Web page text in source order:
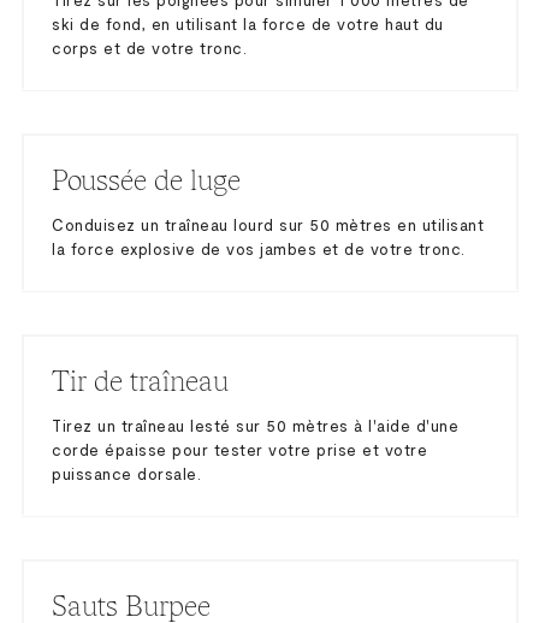
ski de fond, en utilisant la force de votre haut du
corps et de votre tronc.
Poussée de luge
Conduisez un traîneau lourd sur 50 mètres en utilisant
la force explosive de vos jambes et de votre tronc.
Tir de traîneau
Tirez un traîneau lesté sur 50 mètres à l'aide d'une
corde épaisse pour tester votre prise et votre
puissance dorsale.
Sauts Burpee